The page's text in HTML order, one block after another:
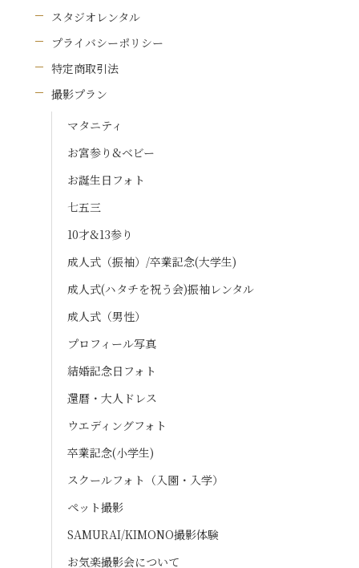
スタジオレンタル
プライバシーポリシー
特定商取引法
撮影プラン
マタニティ
お宮参り&ベビー
お誕生日フォト
七五三
10才&13参り
成人式（振袖）/卒業記念(大学生)
成人式(ハタチを祝う会)振袖レンタル
成人式（男性）
プロフィール写真
結婚記念日フォト
還暦・大人ドレス
ウエディングフォト
卒業記念(小学生)
スクールフォト（入園・入学）
ペット撮影
SAMURAI/KIMONO撮影体験
お気楽撮影会について